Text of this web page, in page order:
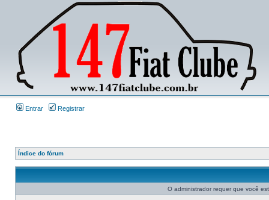
Entrar Registrar
Índice do fórum
O administrador requer que você